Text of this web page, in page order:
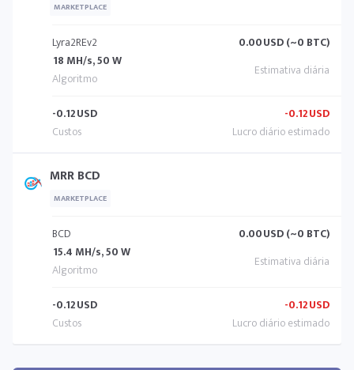
MARKETPLACE
Lyra2REv2
18 MH/s, 50 W
0.00USD (~0 BTC)
-0.12USD -0.12USD
MRR BCD
MARKETPLACE
BCD
15.4 MH/s, 50 W
0.00USD (~0 BTC)
-0.12USD -0.12USD